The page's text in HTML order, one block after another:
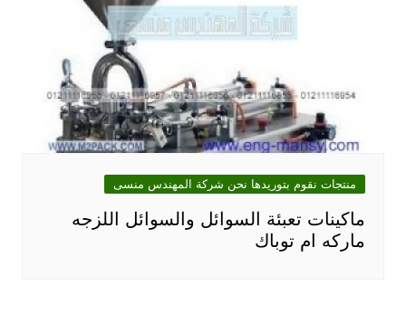
منتجات نقوم بتوريدها نحن شركة المهندس منسى
ماكينات تعبئة السوائل والسوائل اللزجه
ماركه ام توباك